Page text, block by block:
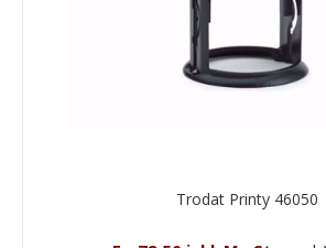
Trodat Printy 46050